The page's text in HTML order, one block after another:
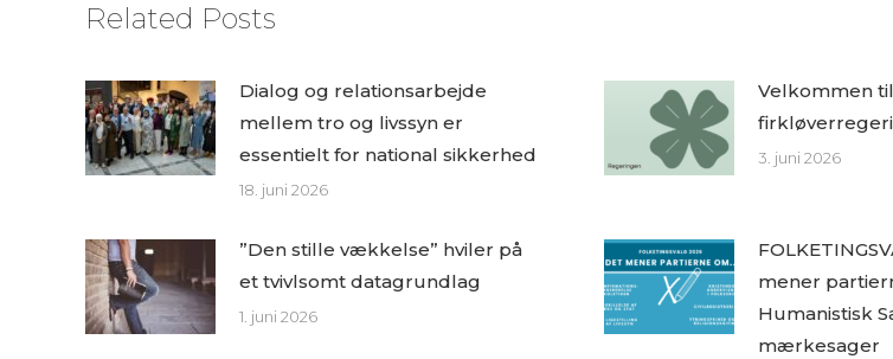
Related Posts
Dialog og relationsarbejde
mellem tro og livssyn er
essentielt for national sikkerhed
18. juni 2026
Velkommen til
3. juni 2026
”Den stille vækkelse” hviler på
et tvivlsomt datagrundlag
1. juni 2026
mener
Humanistisk
mærkesager